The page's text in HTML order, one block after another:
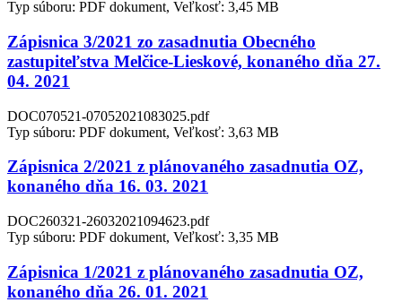
Typ súboru: PDF dokument, Veľkosť: 3,45 MB
Zápisnica 3/2021 zo zasadnutia Obecného
zastupiteľstva Melčice-Lieskové, konaného dňa 27.
04. 2021
DOC070521-07052021083025.pdf
Typ súboru: PDF dokument, Veľkosť: 3,63 MB
Zápisnica 2/2021 z plánovaného zasadnutia OZ,
konaného dňa 16. 03. 2021
DOC260321-26032021094623.pdf
Typ súboru: PDF dokument, Veľkosť: 3,35 MB
Zápisnica 1/2021 z plánovaného zasadnutia OZ,
konaného dňa 26. 01. 2021